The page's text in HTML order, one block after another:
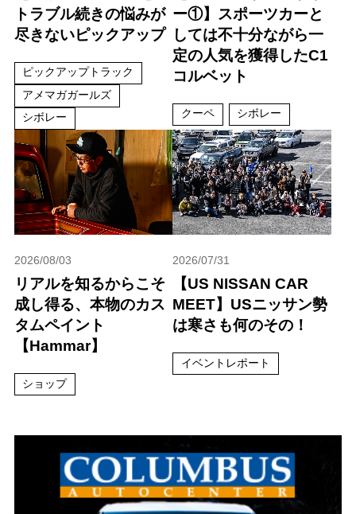
トラブル続きの悩みが
尽きないピックアップ
ピックアップトラック
アメマガガールズ
シボレー
ー①】スポーツカーと
しては不十分ながら一
定の人気を獲得したC1
コルベット
クーペ シボレー
2026/08/03
リアルを知るからこそ
成し得る、本物のカス
タムペイント
【Hammar】
ショップ
2026/07/31
【US NISSAN CAR
MEET】USニッサン勢
は寒さも何のその！
イベントレポート